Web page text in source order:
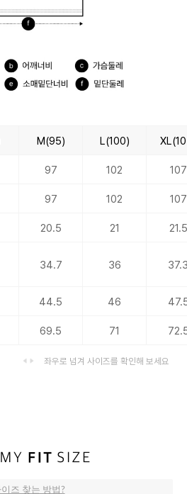
M(95) L(100)
97 102 107
97 102 107
20.5 21 21.5
34.7 36
44.5 46
69.5 71
좌우로 넘겨 사이즈를 확인해 보세요